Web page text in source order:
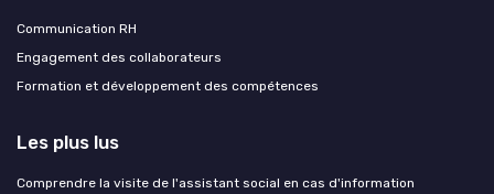
Communication RH
Engagement des collaborateurs
Formation et développement des compétences
Les plus lus
Comprendre la visite de l'assistant social en cas d'information